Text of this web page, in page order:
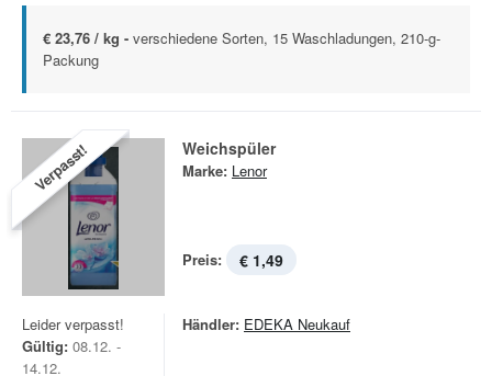
€ 23,76 / kg - verschiedene Sorten, 15 Waschladungen, 210-g-
Packung
Verpasst! Weichspüler
Marke: Lenor
Preis: € 1,49
Leider verpasst!
Gültig: 08.12. -
14.12.
Händler: EDEKA Neukauf